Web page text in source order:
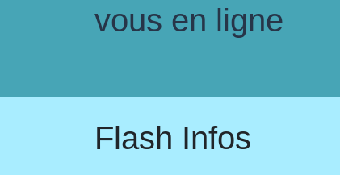
vous en ligne
Flash Infos